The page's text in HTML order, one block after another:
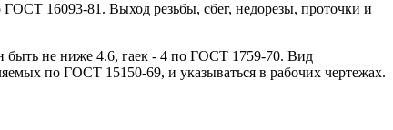
ГОСТ 16093-81. Выход резьбы, сбег, недорезы, проточки и
быть не ниже 4.6, гаек - 4 по ГОСТ 1759-70. Вид
по ГОСТ 15150-69, и указываться в рабочих чертежах.